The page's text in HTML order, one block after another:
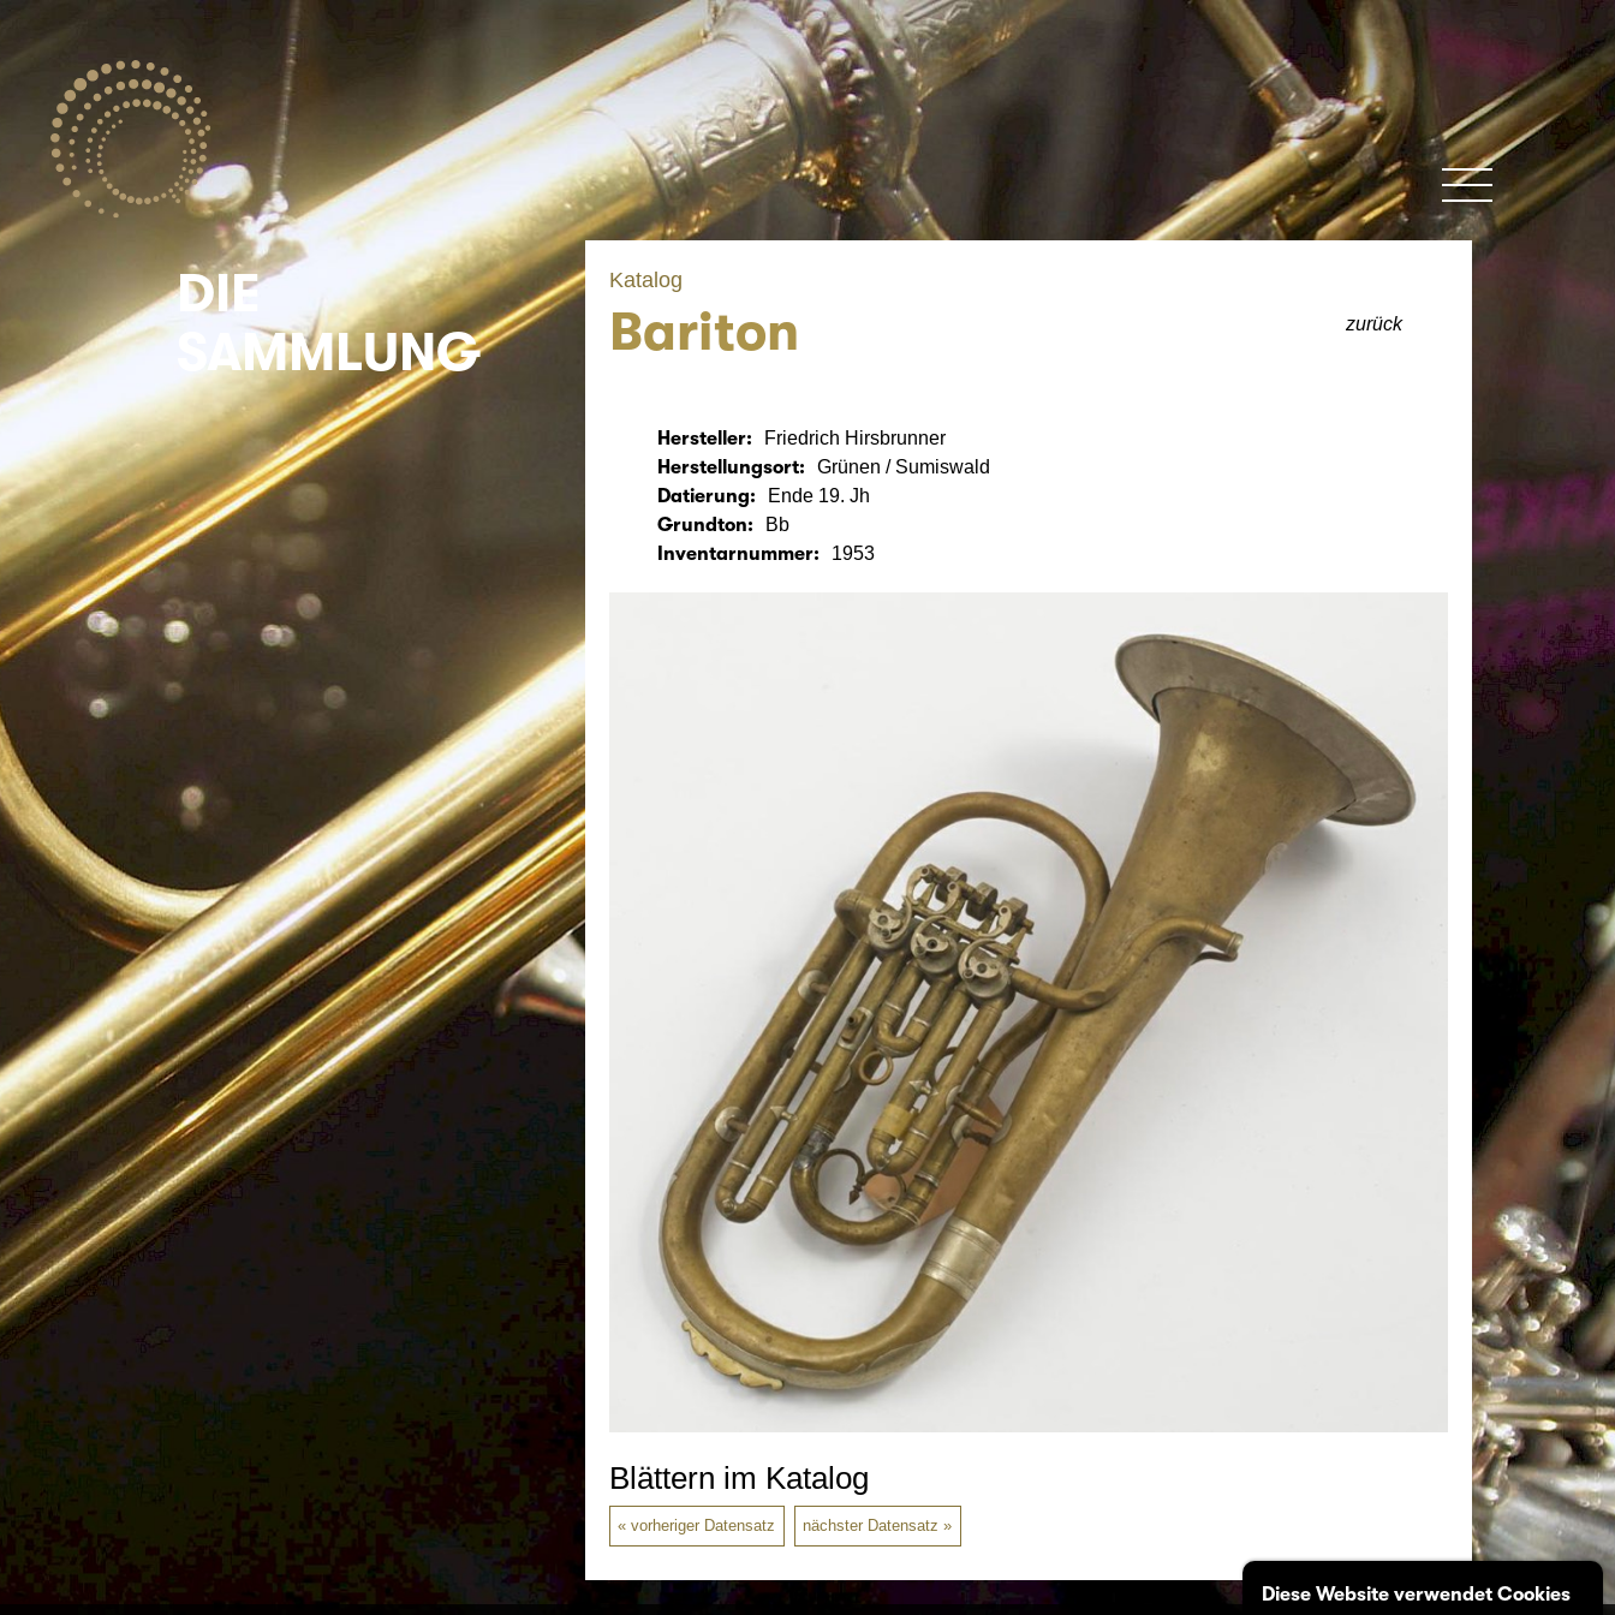
MENU
Katalog
Bariton zurück
Hersteller: Friedrich Hirsbrunner
Herstellungsort: Grünen / Sumiswald
Datierung: Ende 19. Jh
Grundton: Bb
Inventarnummer: 1953
Blättern im Katalog
vorheriger Datensatz nächster Datensatz
DIE
SAMMLUNG
Diese Website verwendet Cookies